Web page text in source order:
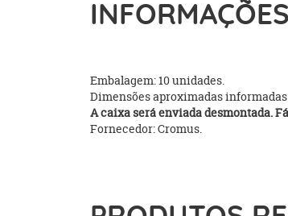
Embalagem: 10 unidades.
Dimensões aproximadas informadas
A caixa será enviada desmontada.
Fornecedor: Cromus.